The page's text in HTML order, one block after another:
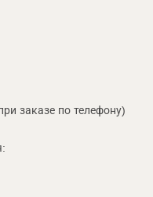
заказе по телефону)